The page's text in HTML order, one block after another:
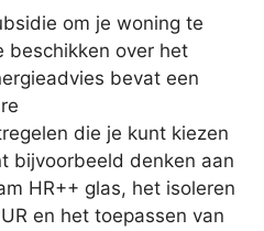
om je woning te
beschikken over het
bevat een
die je kunt kiezen
bijvoorbeeld denken aan
HR++ glas, het isoleren
en het toepassen van